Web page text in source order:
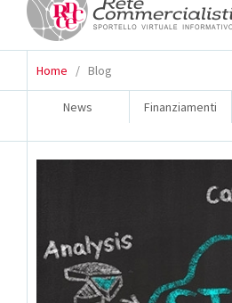
Home / Blog
News Finanziamenti